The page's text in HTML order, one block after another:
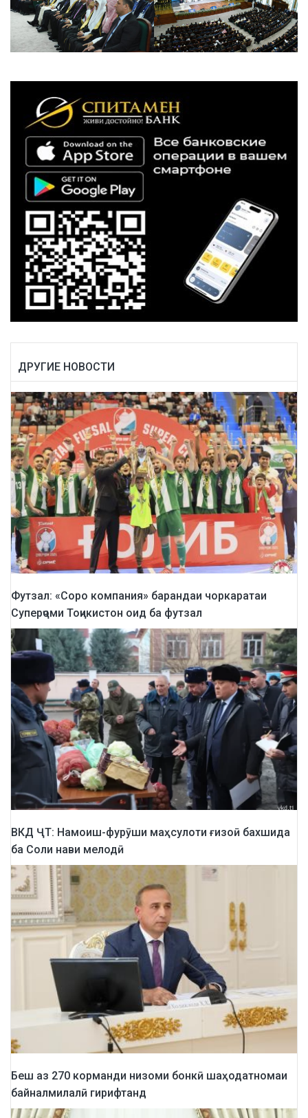
ДРУГИЕ НОВОСТИ
Футзал: «Соро компания» барандаи чоркаратаи
Суперҷоми Тоҷикистон оид ба футзал
ВКД ҶТ: Намоиш-фурӯши маҳсулоти ғизоӣ бахшида
ба Соли нави мелодӣ
Беш аз 270 корманди низоми бонкӣ шаҳодатномаи
байналмилалӣ гирифтанд